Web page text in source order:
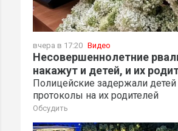
вчера в 17:20 Видео
Несовершеннолетние
накажут и детей, и их
Полицейские задержали детей
протоколы на их родителей
Обсудить